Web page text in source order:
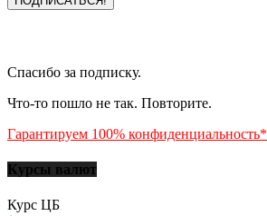
Спасибо за подписку.
Что-то пошло не так. Повторите.
Гарантируем 100% конфиденциальность*
Курсы валют
Курс ЦБ